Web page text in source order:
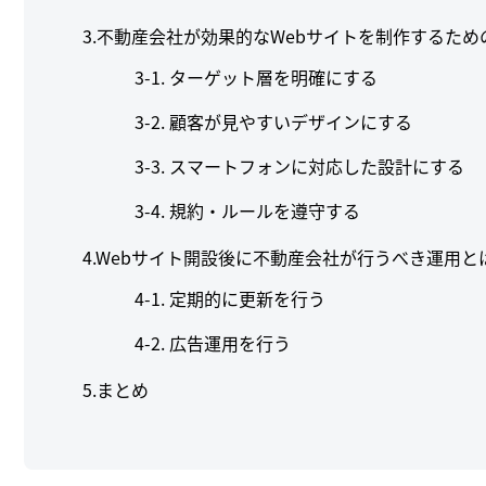
3.不動産会社が効果的なWebサイトを制作するため
ターゲット層を明確にする
顧客が見やすいデザインにする
スマートフォンに対応した設計にする
規約・ルールを遵守する
4.Webサイト開設後に不動産会社が行うべき運用と
定期的に更新を行う
広告運用を行う
5.まとめ